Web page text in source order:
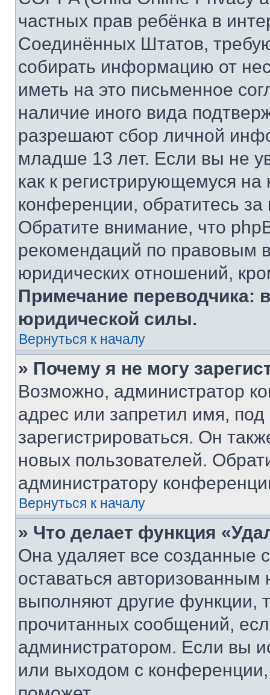
частных прав ребёнка в
Соединённых Штатов,
собирать информацию от
иметь на это письменное
наличие иного вида
разрешают сбор личной
младше 13 лет. Если вы не
как к регистрирующемуся
конференции, обратитесь
Обратите внимание, что
рекомендаций по правовым
юридических отношений,
Примечание переводчика:
юридической силы.
Вернуться к началу
» Почему я не могу
Возможно, администратор
адрес или запретил имя,
зарегистрироваться. Он
новых пользователей.
администратору
Вернуться к началу
» Что делает функция
Она удаляет все созданные
оставаться
выполняют другие функции,
прочитанных сообщений,
администратором. Если вы
или выходом с